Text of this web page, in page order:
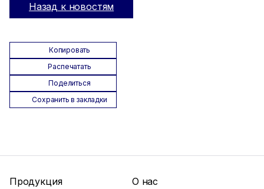
Назад к новостям
Копировать
Распечатать
Поделиться
Сохранить в закладки
Продукция О нас